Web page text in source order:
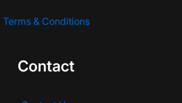
Terms & Conditions
Contact